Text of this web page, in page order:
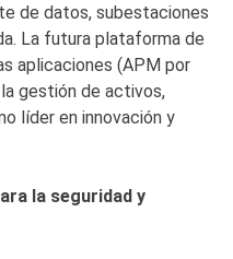
de datos, subestaciones
La futura plataforma de
aplicaciones (APM por
gestión de activos,
líder en innovación y
la seguridad y